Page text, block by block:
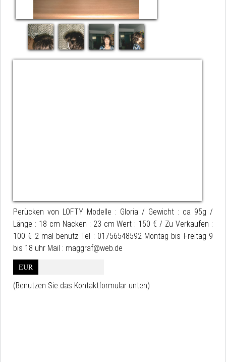
Perücken von LOFTY Modelle : Gloria / Gewicht : ca 95g /
Länge : 18 cm Nacken : 23 cm Wert : 150 € / Zu Verkaufen :
100 € 2 mal benutz Tel : 01756548592 Montag bis Freitag 9
bis 18 uhr Mail : maggraf@web.de
EUR
(Benutzen Sie das Kontaktformular unten)